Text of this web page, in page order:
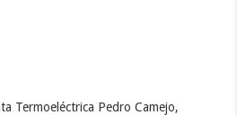
Termoeléctrica Pedro Camejo,